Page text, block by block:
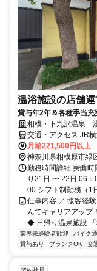
温浴施設の店舗
賞与年2年＆各種手当充
相模・下九沢温泉
交通・アクセス JR
ス／バス停「北公園
月給221,500円以上
神奈川県相模原市緑
勤務時間詳細 実働
り21日 〜 22日 06
00 シフト制勤務（1
仕事内容 ／ 接客経
んでキャリアアッ
◆ 日帰り温泉施設 「
業界未経験者歓迎 バイク
賞与あり
ブランクOK 交